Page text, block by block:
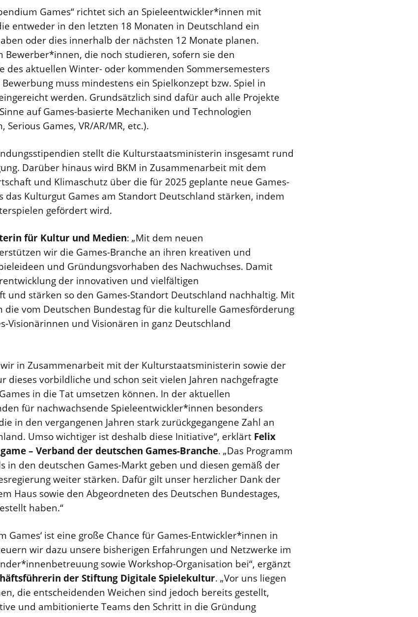
Games“ richtet sich an Spieleentwickler*innen mit
entweder in den letzten 18 Monaten in Deutschland ein
oder dies innerhalb der nächsten 12 Monate planen.
Bewerber*innen, die noch studieren, sofern sie den
des aktuellen Winter- oder kommenden Sommersemesters
muss mindestens ein Spielkonzept bzw. Spiel in
werden. Grundsätzlich sind dafür auch alle Projekte
auf Games-basierte Mechaniken und Technologien
Games, VR/AR/MR, etc.).
stellt die Kulturstaatsministerin insgesamt rund
Darüber hinaus wird BKM in Zusammenarbeit mit dem
und Klimaschutz über die für 2025 geplante neue Games-
das Kulturgut Games am Standort Deutschland stärken, indem
gefördert wird.
für Kultur und Medien: „Mit dem neuen
wir die Games-Branche an ihren kreativen und
und Gründungsvorhaben des Nachwuchses. Damit
der innovativen und vielfältigen
und stärken so den Games-Standort Deutschland nachhaltig. Mit
vom Deutschen Bundestag für die kulturelle Gamesförderung
Visionärinnen und Visionären in ganz Deutschland
in Zusammenarbeit mit der Kulturstaatsministerin sowie der
dieses vorbildliche und schon seit vielen Jahren nachgefragte
in die Tat umsetzen können. In der aktuellen
für nachwachsende Spieleentwickler*innen besonders
in den vergangenen Jahren stark zurückgegangene Zahl an
Umso wichtiger ist deshalb diese Initiative“, erklärt Felix
– Verband der deutschen Games-Branche. „Das Programm
in den deutschen Games-Markt geben und diesen gemäß der
weiter stärken. Dafür gilt unser herzlicher Dank der
Haus sowie den Abgeordneten des Deutschen Bundestages,
haben.“
Games‘ ist eine große Chance für Games-Entwickler*innen in
wir dazu unsere bisherigen Erfahrungen und Netzwerke im
sowie Workshop-Organisation bei“, ergänzt
der Stiftung Digitale Spielekultur. „Vor uns liegen
die entscheidenden Weichen sind jedoch bereits gestellt,
und ambitionierte Teams den Schritt in die Gründung